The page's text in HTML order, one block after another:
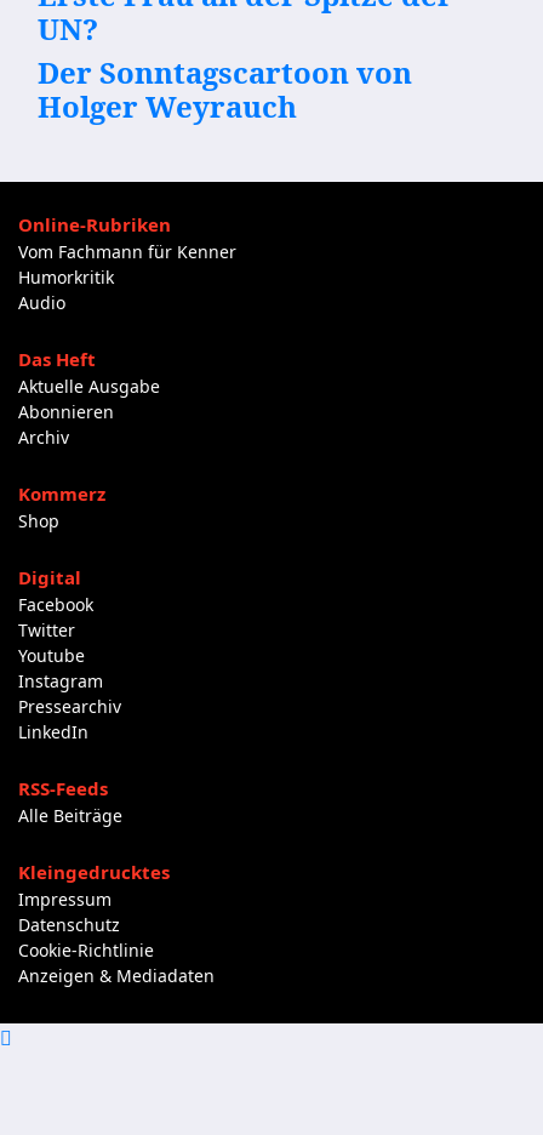
UN?
Der Sonntagscartoon von
Holger Weyrauch
Online-Rubriken
Vom Fachmann für Kenner
Humorkritik
Audio
Das Heft
Aktuelle Ausgabe
Abonnieren
Archiv
Kommerz
Shop
Digital
Facebook
Twitter
Youtube
Instagram
Pressearchiv
LinkedIn
RSS-Feeds
Alle Beiträge
Kleingedrucktes
Impressum
Datenschutz
Cookie-Richtlinie
Anzeigen & Mediadaten